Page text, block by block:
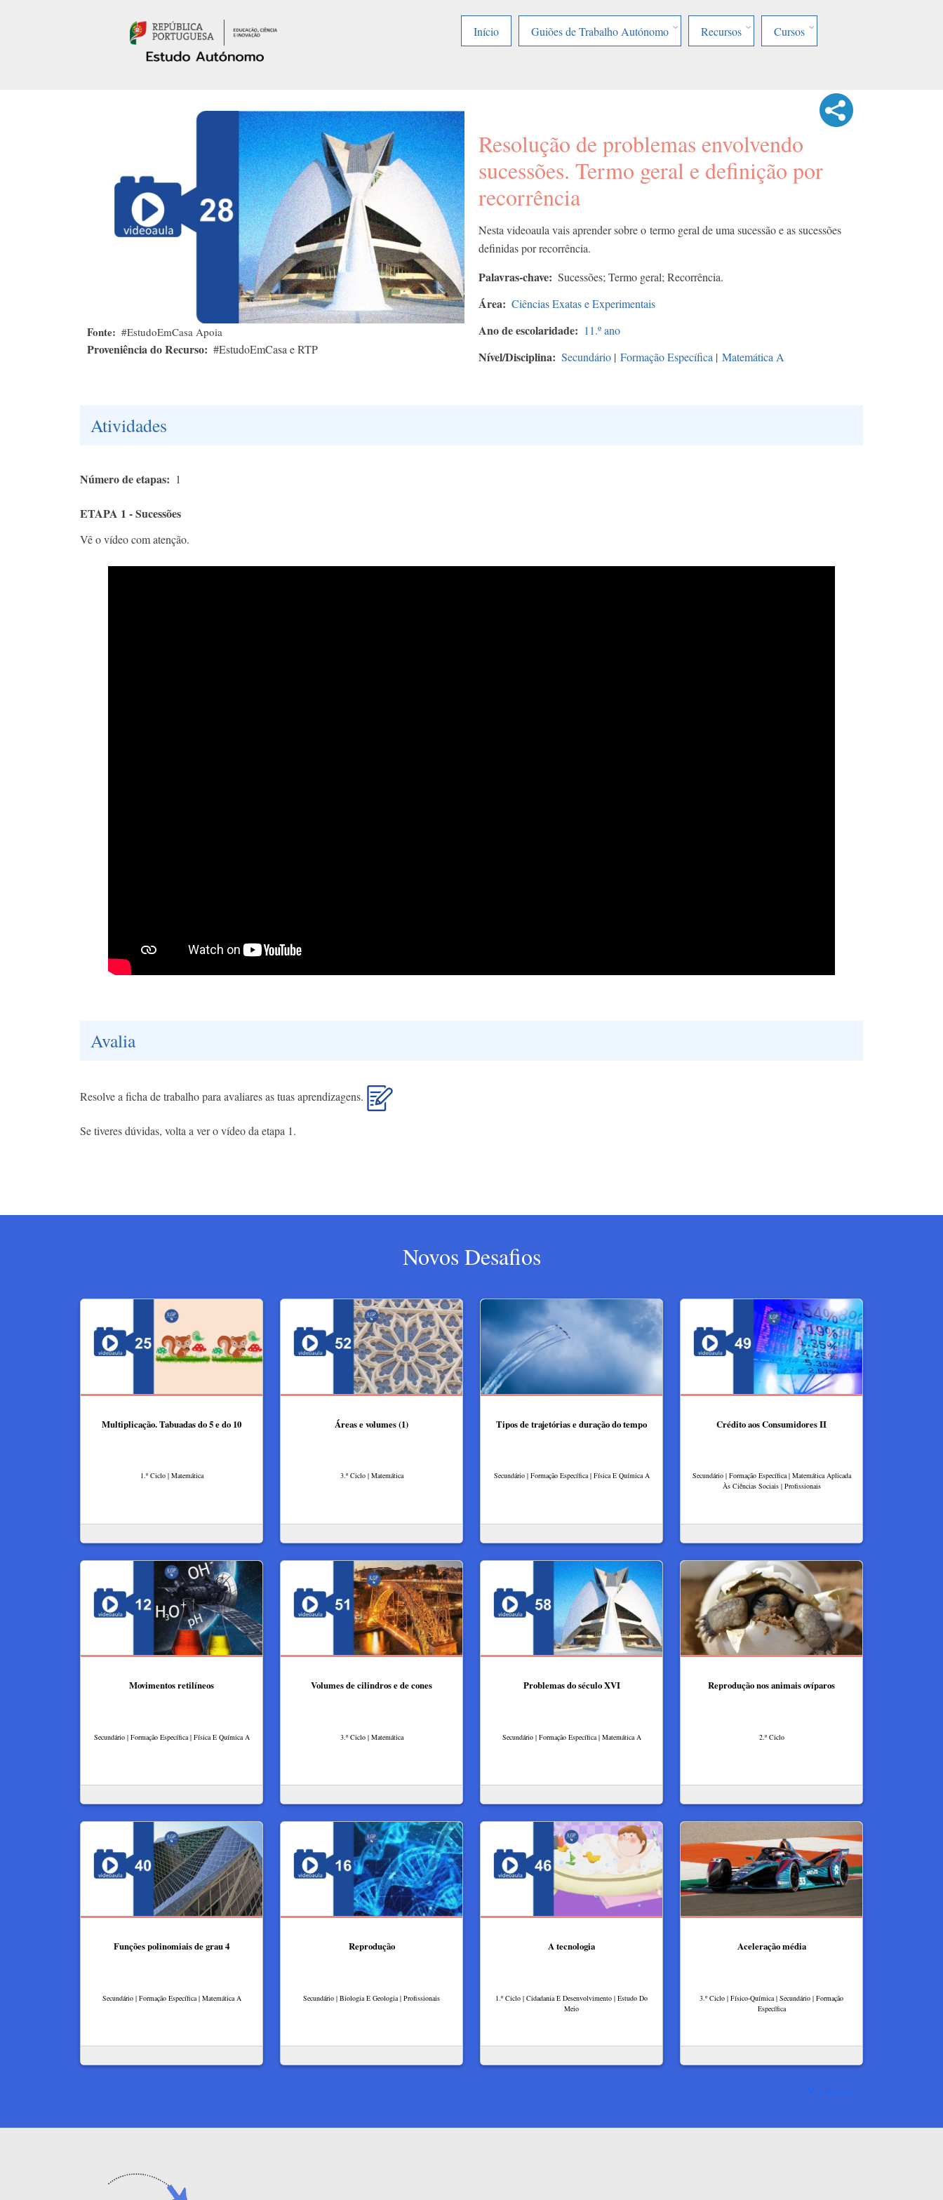
Início
Guiões de Trabalho Autónomo Recursos Cursos
Fonte #EstudoEmCasa Apoia
Proveniência do Recurso #EstudoEmCasa e RTP
Resolução de problemas envolvendo
sucessões. Termo geral e definição por
recorrência
Nesta videoaula vais aprender sobre o termo geral de uma sucessão e as sucessões
definidas por recorrência.
Palavras-chave Sucessões; Termo geral; Recorrência.
Área Ciências Exatas e Experimentais
Ano de escolaridade 11.º ano
Nível/Disciplina Secundário | Formação Específica | Matemática A
Atividades
Número de etapas 1
ETAPA 1 - Sucessões
Vê o vídeo com atenção.
Avalia
Resolve a ficha de trabalho para avaliares as tuas aprendizagens.
Se tiveres dúvidas, volta a ver o vídeo da etapa 1.
Novos Desafios
Multiplicação. Tabuadas do 5 e do 10
1.º Ciclo | Matemática
Áreas e volumes (1)
3.º Ciclo | Matemática
Tipos de trajetórias e duração do tempo
Secundário | Formação Específica | Física E Química A
Crédito aos Consumidores II
Secundário | Formação Específica | Matemática Aplicada
Às Ciências Sociais | Profissionais
Movimentos retilíneos
Secundário | Formação Específica | Física E Química A
Volumes de cilindros e de cones
3.º Ciclo | Matemática
Problemas do século XVI
Secundário | Formação Específica | Matemática A
Reprodução nos animais ovíparos
2.º Ciclo
Funções polinomiais de grau 4
Secundário | Formação Específica | Matemática A
Reprodução
Secundário | Biologia E Geologia | Profissionais
A tecnologia
1.º Ciclo | Cidadania E Desenvolvimento | Estudo Do
Meio
Aceleração média
3.º Ciclo | Físico-Química | Secundário | Formação
Específica
Ver mais